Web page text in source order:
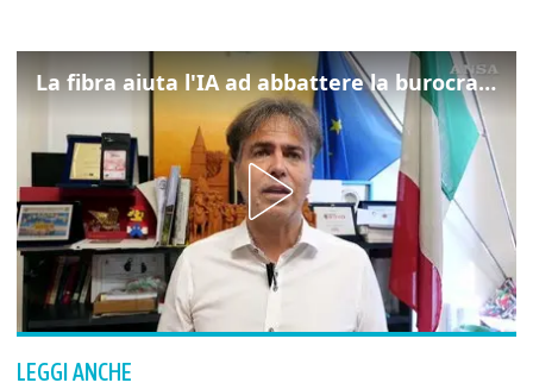
La fibra aiuta l'IA ad abbattere la burocrazia, progetto pilota in Veneto
LEGGI ANCHE